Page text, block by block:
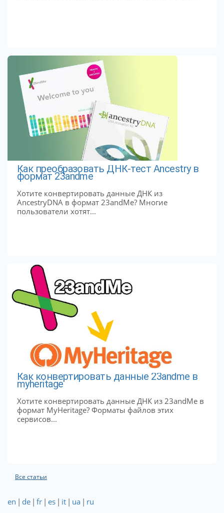
Как преобразовать ДНК-тест Ancestry в
формат 23andme
Хотите конвертировать данные ДНК из
AncestryDNA в формат 23andMe? Многие
пользователи хотят...
Как конвертировать данные 23andme в
myheritage
Хотите конвертировать данные ДНК из 23andMe в
формат MyHeritage? Форматы файлов этих
сервисов...
Все статьи
en | de | fr | es | it | ua | ru